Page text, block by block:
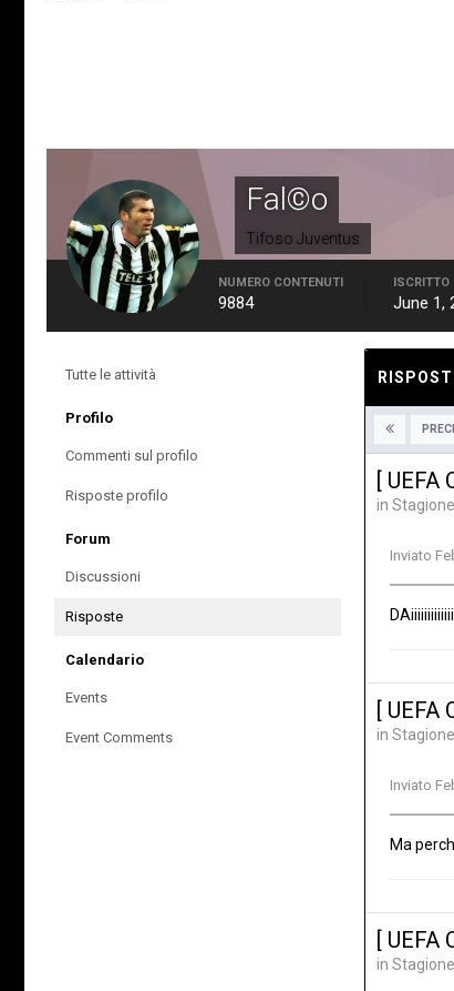
Fal©o
Tifoso Juventus
NUMERO CONTENUTI
9884
ISCRITTO
June 1,
Tutte le attività
Profilo
Commenti sul profilo
Risposte profilo
Forum
Discussioni
Risposte
Calendario
Events
Event Comments
[ UEFA
in
Inviato
[ UEFA
in
Inviato
Ma
[ UEFA
in